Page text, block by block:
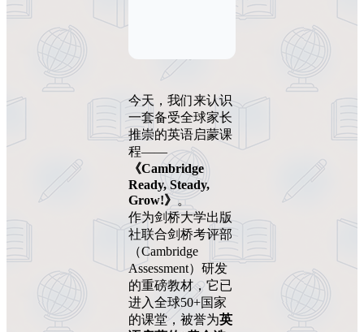
今天，我们来认识
一套备受全球家长
推崇的英语启蒙课
程——
《Cambridge
Ready, Steady,
Grow!》。
作为剑桥大学出版
社联合剑桥考评部
（Cambridge
Assessment）研发
的重磅教材，它已
进入全球50+国家
的课堂，被誉为英